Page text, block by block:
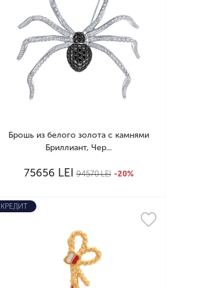
Брошь из белого золота с камнями
Бриллиант, Чер...
75656 LEI 94570LEI -20%
КРЕДИТ